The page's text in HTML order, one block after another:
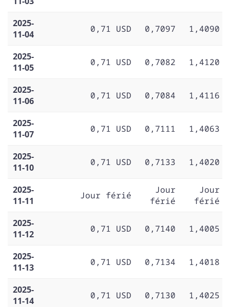
2025-
11-04
0,71 USD 0,7097 1,4090
2025-
11-05
0,71 USD 0,7082 1,4120
2025-
11-06
0,71 USD 0,7084 1,4116
2025-
11-07
0,71 USD 0,7111 1,4063
2025-
11-10
0,71 USD 0,7133 1,4020
2025-
11-11
Jour férié
Jour
férié
Jour
férié
2025-
11-12
0,71 USD 0,7140 1,4005
2025-
11-13
0,71 USD 0,7134 1,4018
2025-
11-14
0,71 USD 0,7130 1,4025